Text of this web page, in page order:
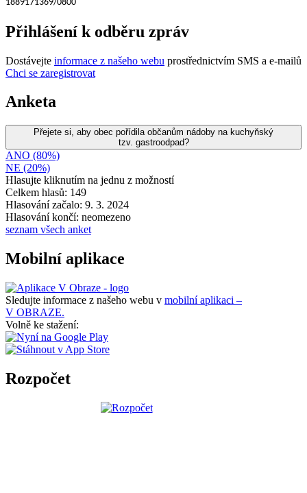
1889171369/0800
Přihlášení k odběru zpráv
Dostávejte informace z našeho webu prostřednictvím SMS a e-mailů
Chci se zaregistrovat
Anketa
Přejete si, aby obec pořídila občanům nádoby na kuchyňský
tzv. gastroodpad?
ANO (80%)
NE (20%)
Hlasujte kliknutím na jednu z možností
Celkem hlasů: 149
Hlasování začalo: 9. 3. 2024
Hlasování končí: neomezeno
seznam všech anket
Mobilní aplikace
Sledujte informace z našeho webu v mobilní aplikaci –
V OBRAZE.
Volně ke stažení:
Rozpočet